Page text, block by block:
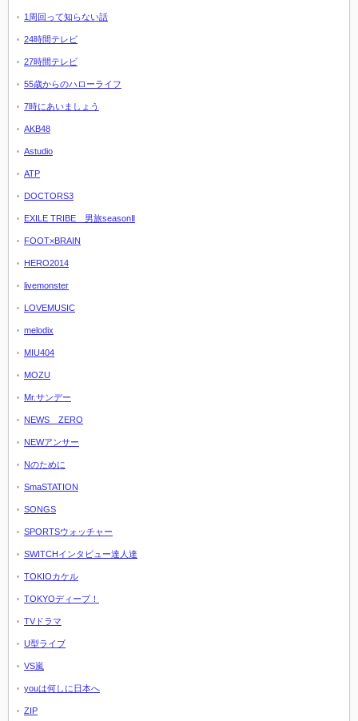
1周回って知らない話
24時間テレビ
27時間テレビ
55歳からのハローライフ
7時にあいましょう
AKB48
Astudio
ATP
DOCTORS3
EXILE TRIBE 男旅seasonⅡ
FOOT×BRAIN
HERO2014
livemonster
LOVEMUSIC
melodix
MIU404
MOZU
Mr.サンデー
NEWS ZERO
NEWアンサー
Nのために
SmaSTATION
SONGS
SPORTSウォッチャー
SWITCHインタビュー達人達
TOKIOカケル
TOKYOディープ！
TVドラマ
U型ライブ
VS嵐
youは何しに日本へ
ZIP